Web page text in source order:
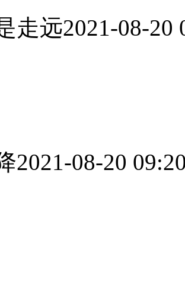
走远2021-08-20
2021-08-20